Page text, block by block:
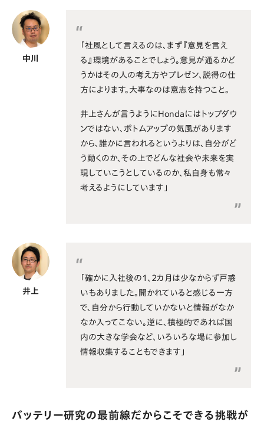
中川
「社風として言えるのは、まず『意見を言え
る』環境があることでしょう。意見が通るかど
うかはその人の考え方やプレゼン、説得の仕
方によります。大事なのは意志を持つこと。
井上さんが言うようにHondaにはトップダウ
ンではない、ボトムアップの気風があります
から、誰かに言われるというよりは、自分がど
う動くのか、その上でどんな社会や未来を実
現していこうとしているのか、私自身も常々
考えるようにしています」
井上
「確かに入社後の1、2カ月は少なからず戸惑
いもありました。開かれていると感じる一方
で、自分から行動していかないと情報がなか
なか入ってこない。逆に、積極的であれば国
内の大きな学会など、いろいろな場に参加し
情報収集することもできます」
バッテリー研究の最前線だからこそできる挑戦が